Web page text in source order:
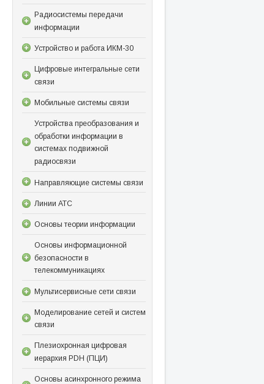
Радиосистемы передачи
информации
Устройство и работа ИКМ-30
Цифровые интегральные сети
связи
Мобильные системы связи
Устройства преобразования и
обработки информации в
системах подвижной
радиосвязи
Направляющие системы связи
Линии АТС
Основы теории информации
Основы информационной
безопасности в
телекоммуникациях
Мультисервисные сети связи
Моделирование сетей и систем
связи
Плезиохронная цифровая
иерархия PDH (ПЦИ)
Основы асинхронного режима